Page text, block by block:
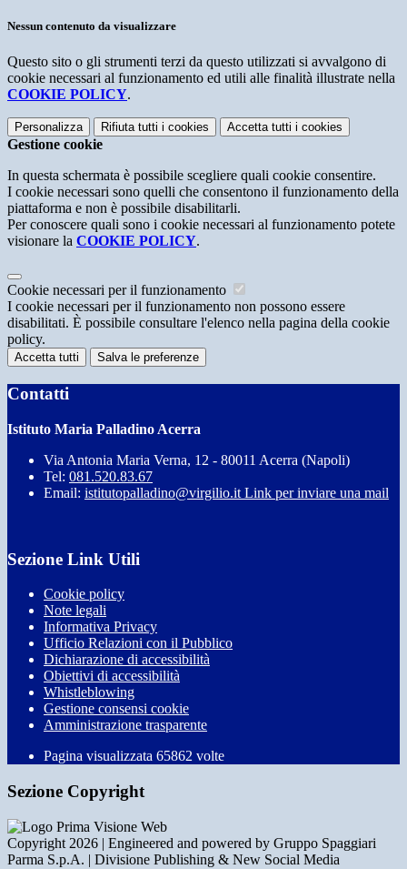
Nessun contenuto da visualizzare
Questo sito o gli strumenti terzi da questo utilizzati si avvalgono di
cookie necessari al funzionamento ed utili alle finalità illustrate nella
COOKIE POLICY.
Personalizza Rifiuta tutti i cookies Accetta tutti i cookies
Gestione cookie
In questa schermata è possibile scegliere quali cookie consentire.
I cookie necessari sono quelli che consentono il funzionamento della
piattaforma e non è possibile disabilitarli.
Per conoscere quali sono i cookie necessari al funzionamento potete
visionare la COOKIE POLICY.
Cookie necessari per il funzionamento
I cookie necessari per il funzionamento non possono essere
disabilitati. È possibile consultare l'elenco nella pagina della cookie
policy.
Accetta tutti Salva le preferenze
Contatti
Istituto Maria Palladino Acerra
Via Antonia Maria Verna, 12 - 80011 Acerra (Napoli)
Tel: 081.520.83.67
Email: istitutopalladino@virgilio.it Link per inviare una mail
Sezione Link Utili
Cookie policy
Note legali
Informativa Privacy
Ufficio Relazioni con il Pubblico
Dichiarazione di accessibilità
Obiettivi di accessibilità
Whistleblowing
Gestione consensi cookie
Amministrazione trasparente
Pagina visualizzata 65862 volte
Sezione Copyright
Copyright 2026 | Engineered and powered by Gruppo Spaggiari
Parma S.p.A. | Divisione Publishing & New Social Media